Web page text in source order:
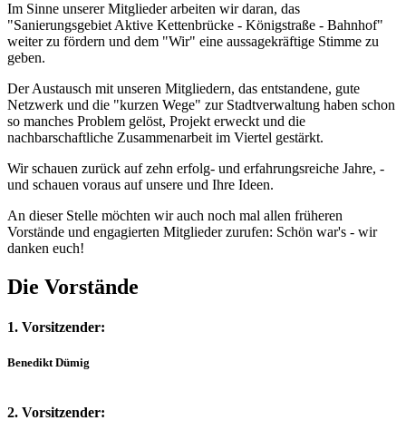
Im Sinne unserer Mitglieder arbeiten wir daran, das
"Sanierungsgebiet Aktive Kettenbrücke - Königstraße - Bahnhof"
weiter zu fördern und dem "Wir" eine aussagekräftige Stimme zu
geben.
Der Austausch mit unseren Mitgliedern, das entstandene, gute
Netzwerk und die "kurzen Wege" zur Stadtverwaltung haben schon
so manches Problem gelöst, Projekt erweckt und die
nachbarschaftliche Zusammenarbeit im Viertel gestärkt.
Wir schauen zurück auf zehn erfolg- und erfahrungsreiche Jahre, -
und schauen voraus auf unsere und Ihre Ideen.
An dieser Stelle möchten wir auch noch mal allen früheren
Vorstände und engagierten Mitglieder zurufen: Schön war's - wir
danken euch!
Die Vorstände
1. Vor­sit­zen­der:
Bene­dikt Dümig
2. Vor­sit­zen­der: